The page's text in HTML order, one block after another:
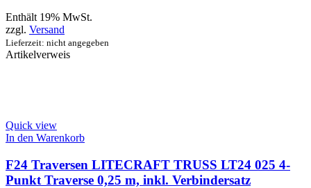
Enthält 19% MwSt.
zzgl. Versand
Lieferzeit: nicht angegeben
Artikelverweis
Quick view
In den Warenkorb
F24 Traversen LITECRAFT TRUSS LT24 025 4-
Punkt Traverse 0,25 m, inkl. Verbindersatz